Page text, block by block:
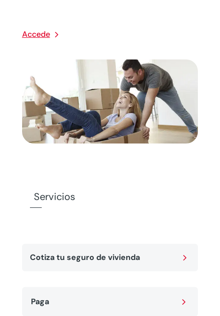
Accede
Servicios
Cotiza tu seguro de vivienda 5
Paga 5